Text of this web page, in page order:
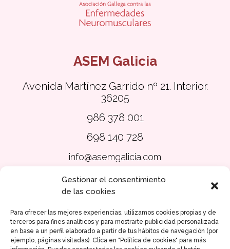
Gestionar el consentimiento
de las cookies
Para ofrecer las mejores experiencias, utilizamos cookies propias y de
terceros para fines analíticos y para mostrarte publicidad personalizada
en base a un perfil elaborado a partir de tus hábitos de navegación (por
ejemplo, páginas visitadas). Clica en "Política de cookies" para más
ASEM Galicia
Avenida Martínez Garrido nº 21. Interior.
36205
986 378 001
698 140 728
info@asemgalicia.com
Aviso legal
Política de Cookies
Accesibilidad